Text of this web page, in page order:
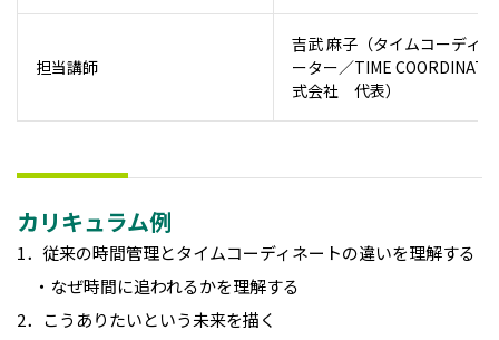
担当講師
吉武 麻子（タイムコーディネ
ーター／TIME
式会社 代表）
カリキュラム例
1．従来の時間管理とタイムコーディネートの違いを理解する
・なぜ時間に追われるかを理解する
2．こうありたいという未来を描く